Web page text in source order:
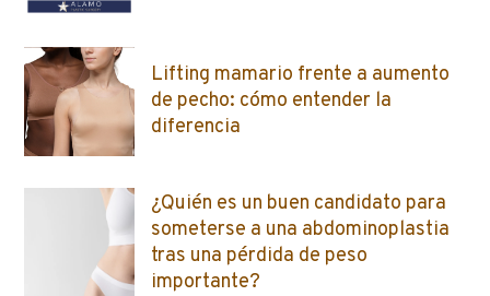
Lifting mamario frente a aumento
de pecho: cómo entender la
diferencia
¿Quién es un buen candidato para
someterse a una abdominoplastia
tras una pérdida de peso
importante?